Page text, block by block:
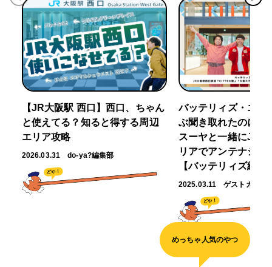
【JR大阪駅 西口】西口、ちゃん
と使えてる？知ると得する周辺
エリア攻略
2026.03.31 do-ya?編集部
どや！
バッテリィズ・エー
ぶ聞き取れたのに～
スーヤと一緒にJR
リアでアンテナショ
【バッテリィズ編】
2025.03.11 ゲストガイド
どや！
めっちゃ人気のやつ